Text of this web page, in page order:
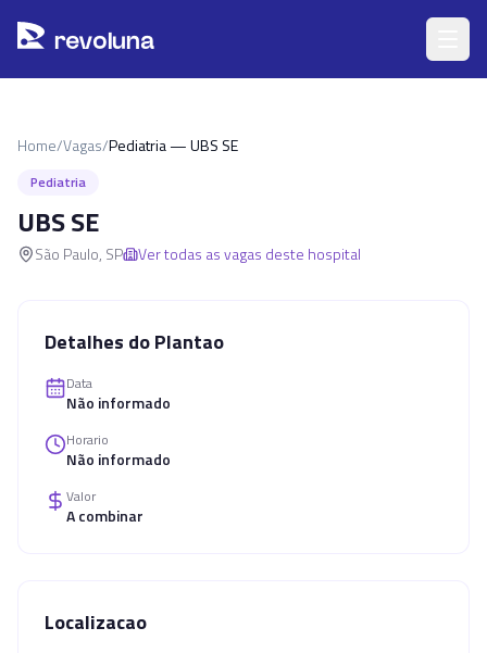
revoluna
Home/Vagas/Pediatria — UBS SE
Pediatria
UBS SE
São Paulo, SP Ver todas as vagas deste hospital
Detalhes do Plantao
Data
Não informado
Horario
Não informado
Valor
A combinar
Localizacao